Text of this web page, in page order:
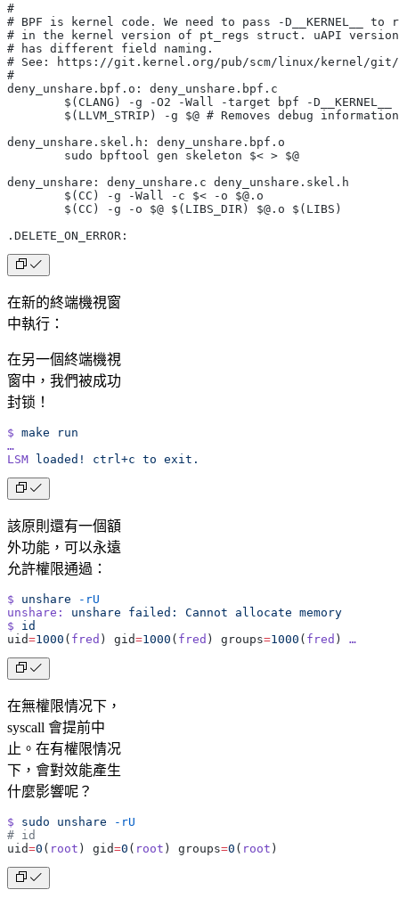
#
# BPF is kernel code. We need to pass -D__KERNEL__
# in the kernel version of pt_regs struct. uAPI
# has different field naming.
# See: https://git.kernel.org/pub/scm/linux/kernel/git/
#
deny_unshare.bpf.o: deny_unshare.bpf.c
$(CLANG) -g -O2 -Wall -target bpf -
	$(LLVM_STRIP) -g $@ # Removes debug information
deny_unshare.skel.h: deny_unshare.bpf.o
	sudo bpftool gen skeleton $< > $@
deny_unshare: deny_unshare.c deny_unshare.skel.h
	$(CC) -g -Wall -c $< -o $@.o
	$(CC) -g -o $@ $(LIBS_DIR) $@.o $(LIBS)
.DELETE_ON_ERROR:
在新的終端機視窗
中執行：
在另一個終端機視
窗中，我們被成功
封锁！
$ make run
…
LSM loaded! ctrl+c to exit.
該原則還有一個額
外功能，可以永遠
允許權限通過：
$ unshare -rU
unshare:
unshare failed: Cannot allocate memory
$ id
uid=1000 ( fred ) gid=1000 ( fred ) groups=1000 ( fred ) …
在無權限情况下，
syscall 會提前中
止。在有權限情况
下，會對效能產生
什麼影響呢？
$ sudo unshare -rU
# id
uid=0 ( root ) gid=0 ( root ) groups=0 ( root )